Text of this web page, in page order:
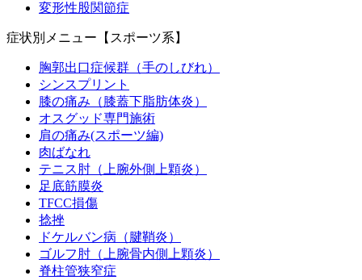
変形性股関節症
症状別メニュー【スポーツ系】
胸郭出口症候群（手のしびれ）
シンスプリント
膝の痛み（膝蓋下脂肪体炎）
オスグッド専門施術
肩の痛み(スポーツ編)
肉ばなれ
テニス肘（上腕外側上顆炎）
足底筋膜炎
TFCC損傷
捻挫
ドケルバン病（腱鞘炎）
ゴルフ肘（上腕骨内側上顆炎）
脊柱管狭窄症